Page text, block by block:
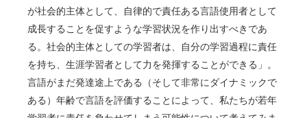
が社会的主体として、自律的で責任ある言語使用者として
成長することを促すような学習状況を作り出すべきであ
る。社会的主体としての学習者は、自分の学習過程に責任
を持ち、生涯学習者として力を発揮することができる」。
言語がまだ発達途上である（そして非常にダイナミックで
ある）年齢で言語を評価することによって、私たちが若年